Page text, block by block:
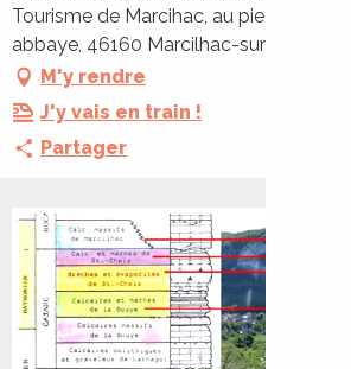
Tourisme de Marcihac, au pied du
abbaye, 46160 Marcilhac-sur-Célé
M'y rendre
J'y vais en train !
Partager